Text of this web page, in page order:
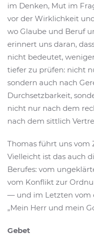
im Denken, Mut im
vor der Wirklichkeit
wo Glaube und Beruf
erinnert uns daran,
nicht bedeutet,
tiefer zu prüfen: nicht
sondern auch nach
Durchsetzbarkeit,
nicht nur nach dem
nach dem sittlich
Thomas führt uns vom
Vielleicht ist das auch
Berufes: vom
vom Konflikt zur
— und im Letzten vom
„Mein Herr und mein
Gebet